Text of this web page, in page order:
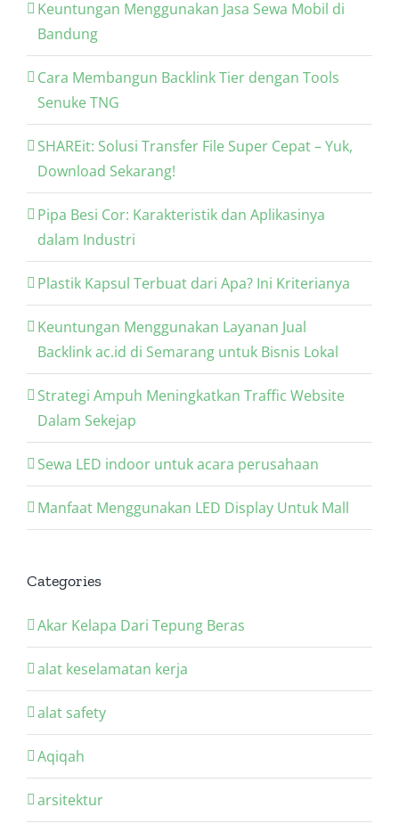
Keuntungan Menggunakan Jasa Sewa Mobil di
Bandung
Cara Membangun Backlink Tier dengan Tools
Senuke TNG
SHAREit: Solusi Transfer File Super Cepat – Yuk,
Download Sekarang!
Pipa Besi Cor: Karakteristik dan Aplikasinya
dalam Industri
Plastik Kapsul Terbuat dari Apa? Ini Kriterianya
Keuntungan Menggunakan Layanan Jual
Backlink ac.id di Semarang untuk Bisnis Lokal
Strategi Ampuh Meningkatkan Traffic Website
Dalam Sekejap
Sewa LED indoor untuk acara perusahaan
Manfaat Menggunakan LED Display Untuk Mall
Categories
Akar Kelapa Dari Tepung Beras
alat keselamatan kerja
alat safety
Aqiqah
arsitektur